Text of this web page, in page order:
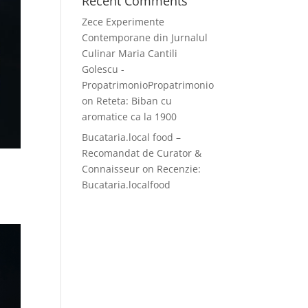
Zece Experimente
Contemporane din Jurnalul
Culinar Maria Cantili
Golescu -
PropatrimonioPropatrimonio
on Reteta: Biban cu
aromatice ca la 1900
Bucataria.local food –
Recomandat de Curator &
Connaisseur on Recenzie:
Bucataria.localfood